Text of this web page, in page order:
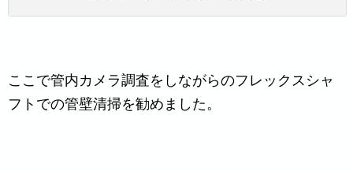
ここで管内カメラ調査をしながらのフレックスシャ
フトでの管壁清掃を勧めました。